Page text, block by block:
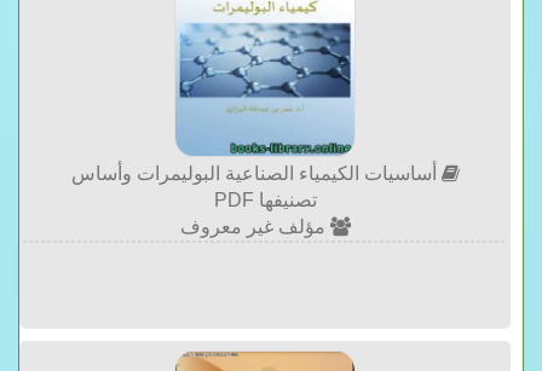
أساسيات الكيمياء الصناعية البوليمرات وأساس
تصنيفها PDF
مؤلف غير معروف